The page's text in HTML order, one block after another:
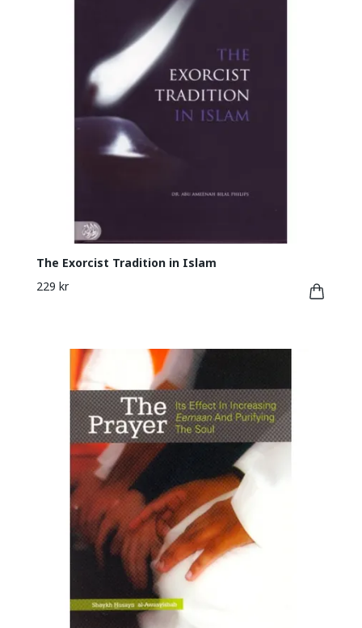
The Exorcist Tradition in Islam
229 kr